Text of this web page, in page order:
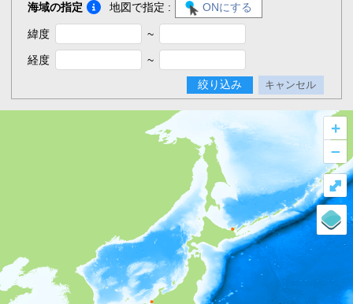
海域の指定 地図で指定 : ONにする
緯度 ~
経度
~
絞り込み
キャンセル
+
–
⤢